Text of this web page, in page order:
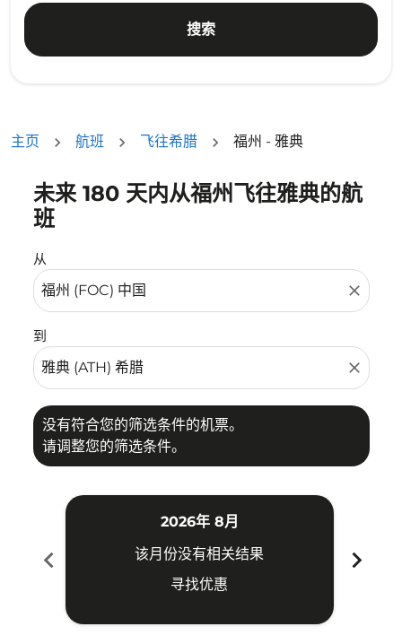
搜索
主页 航班 飞往希腊 福州 - 雅典
未来 180 天内从福州飞往雅典的航
班
从
close
到
close
没有符合您的筛选条件的机票。
请调整您的筛选条件。
没有符合您的筛选条件的机票。请调整您的筛选条件。
chevron_left
2026年 8月
该月份没有相关结果
寻找优惠
chevron_right